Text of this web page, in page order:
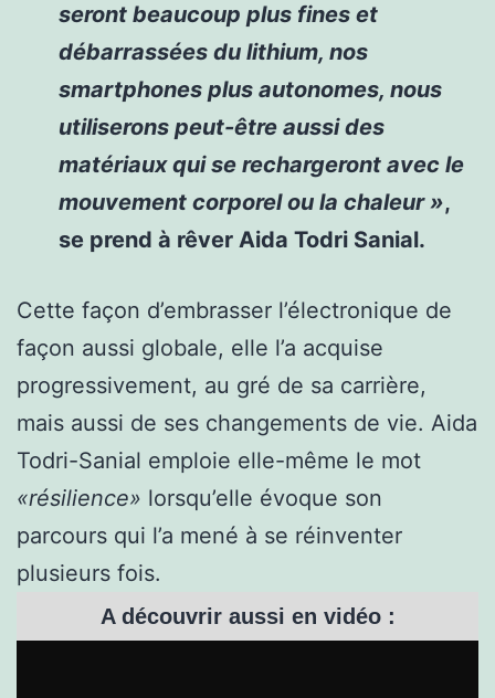
seront beaucoup plus fines et
débarrassées du lithium, nos
smartphones plus autonomes, nous
utiliserons peut-être aussi des
matériaux qui se rechargeront avec le
mouvement corporel ou la chaleur »,
se prend à rêver Aida Todri Sanial.
Cette façon d’embrasser l’électronique de
façon aussi globale, elle l’a acquise
progressivement, au gré de sa carrière,
mais aussi de ses changements de vie. Aida
Todri-Sanial emploie elle-même le mot
«résilience» lorsqu’elle évoque son
parcours qui l’a mené à se réinventer
plusieurs fois.
A découvrir aussi en vidéo :